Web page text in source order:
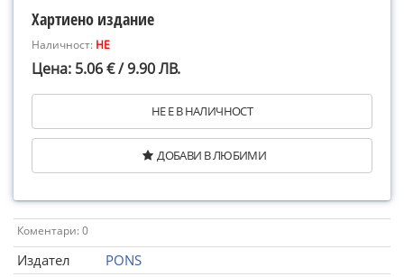
Хартиено издание
Наличност: НЕ
Цена: 5.06 € / 9.90 ЛВ.
НЕ Е В НАЛИЧНОСТ
ДОБАВИ В ЛЮБИМИ
Коментари: 0
Издател
PONS